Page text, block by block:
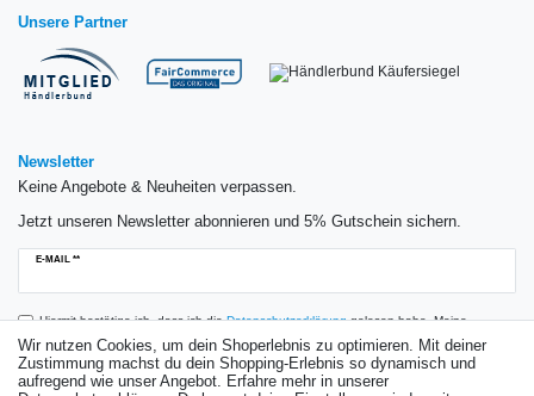
Unsere Partner
Newsletter
Keine Angebote & Neuheiten verpassen.
Jetzt unseren Newsletter abonnieren und 5% Gutschein sichern.
E-MAIL **
Newsletter
Hiermit bestätige ich, dass ich dieDaten­schutz­erklärunggelesen habe. Meine
Einwilligung kann ich jederzeit widerrufen.**
Wir nutzen Cookies, um dein Shoperlebnis zu optimieren. Mit deiner
Zustimmung machst du dein Shopping-Erlebnis so dynamisch und
aufregend wie unser Angebot. Erfahre mehr in unserer